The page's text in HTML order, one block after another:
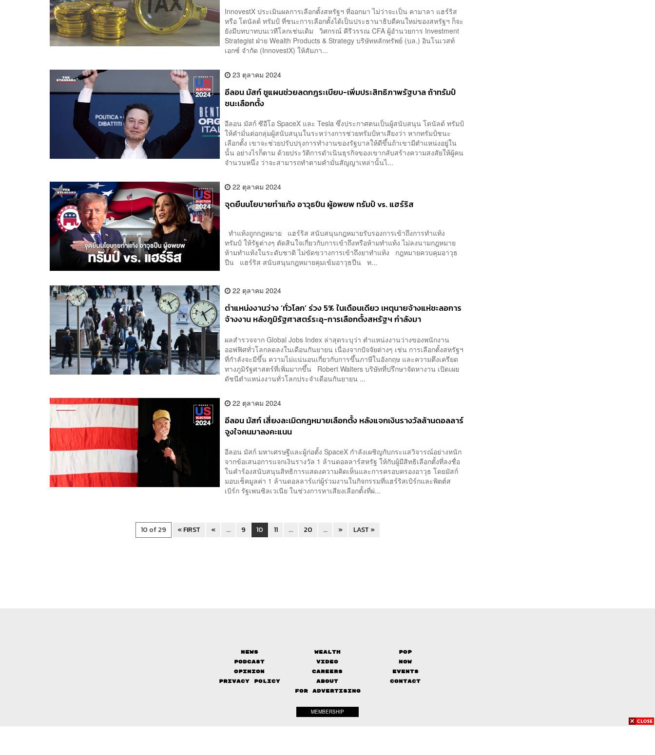
InnovestX ประเมินผลการเลือกตั้งสหรัฐฯ ที่ออกมา ไม่ว่าจะเป็น คามาลา แฮร์ริส
หรือ โดนัลด์ ทรัมป์ ที่ชนะการเลือกตั้งได้เป็นประธานาธิบดีคนใหม่ของสหรัฐฯ ก็จะ
ยังมีบทบาทบนเวทีโลกเช่นเดิม วิศกรณ์ คีรีวรรณ CFA ผู้อำนวยการ Investment
Strategist ฝ่าย Wealth Products & Strategy บริษัทหลักทรัพย์ (บล.) อินโนเวสท์
เอกซ์ จำกัด (InnovestX) ให้สัมภา...
23 ตุลาคม 2024
อีลอน มัสก์ ชูแผนช่วยลดกฎระเบียบ-เพิ่มประสิทธิภาพรัฐบาล ถ้าทรัมป์
ชนะเลือกตั้ง
อีลอน มัสก์ ซีอีโอ SpaceX และ Tesla ซึ่งประกาศตนเป็นผู้สนับสนุน โดนัลด์ ทรัมป์
ให้คำมั่นต่อกลุ่มผู้สนับสนุนในระหว่างการช่วยทรัมป์หาเสียงว่า หากทรัมป์ชนะ
เลือกตั้ง เขาจะช่วยปรับปรุงการทำงานของรัฐบาลให้ดีขึ้นถ้าเขามีตำแหน่งอยู่ใน
นั้น อย่างไรก็ตาม ด้วยประวัติการดำเนินธุรกิจของเขากลับสร้างความสงสัยให้ผู้คน
จำนวนหนึ่ง ว่าจะสามารถทำตามคำมั่นสัญญาเหล่านั้นไ...
22 ตุลาคม 2024
จุดยืนนโยบายทำแท้ง อาวุธปืน ผู้อพยพ ทรัมป์ vs. แฮร์ริส
ทำแท้งถูกกฎหมาย แฮร์ริส สนับสนุนกฎหมายรับรองการเข้าถึงการทำแท้ง
ทรัมป์ ให้รัฐต่างๆ ตัดสินใจเกี่ยวกับการเข้าถึงหรือห้ามทำแท้ง ไม่ลงนามกฎหมาย
ห้ามทำแท้งในระดับชาติ ไม่ขัดขวางการเข้าถึงยาทำแท้ง กฎหมายควบคุมอาวุธ
ปืน แฮร์ริส สนับสนุนกฎหมายคุมเข้มอาวุธปืน ท...
22 ตุลาคม 2024
ตำแหน่งงานว่าง ‘ทั่วโลก’ ร่วง 5% ในเดือนเดียว เหตุนายจ้างแห่ชะลอการ
จ้างงาน หลังภูมิรัฐศาสตร์ระอุ-การเลือกตั้งสหรัฐฯ กำลังมา
ผลสำรวจจาก Global Jobs Index ล่าสุดระบุว่า ตำแหน่งงานว่างของพนักงาน
ออฟฟิศทั่วโลกลดลงในเดือนกันยายน เนื่องจากปัจจัยต่างๆ เช่น การเลือกตั้งสหรัฐฯ
ที่กำลังจะมีขึ้น ความไม่แน่นอนเกี่ยวกับการขึ้นภาษีในอังกฤษ และความตึงเครียด
ทางภูมิรัฐศาสตร์ที่เพิ่มมากขึ้น Robert Walters บริษัทที่ปรึกษาจัดหางาน เปิดเผย
ดัชนีตำแหน่งงานทั่วโลกประจำเดือนกันยายน ...
22 ตุลาคม 2024
อีลอน มัสก์ เสี่ยงละเมิดกฎหมายเลือกตั้ง หลังแจกเงินรางวัลล้านดอลลาร์
จูงใจคนมาลงคะแนน
อีลอน มัสก์ มหาเศรษฐีและผู้ก่อตั้ง SpaceX กำลังเผชิญกับกระแสวิจารณ์อย่างหนัก
จากข้อเสนอการแจกเงินรางวัล 1 ล้านดอลลาร์สหรัฐ ให้กับผู้มีสิทธิเลือกตั้งที่ลงชื่อ
ในคำร้องสนับสนุนสิทธิการแสดงความคิดเห็นและการครอบครองอาวุธ โดยมัสก์
มอบเช็คมูลค่า 1 ล้านดอลลาร์แก่ผู้ร่วมงานในกิจกรรมที่แฮร์ริสเบิร์กและพิตต์ส
เบิร์ก รัฐเพนซิลเวเนีย ในช่วงการหาเสียงเลือกตั้งที่ผ่...
10 of 29 « FIRST « ... 9 10 11 ... 20 ... » LAST »
News Wealth
Pop
Podcast
Video
Now
Opinion
Careers
Events
Privacy Policy
About
Contact
FOR ADVERTISING
MEMBERSHIP